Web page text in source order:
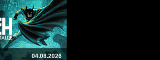
04.08.2026